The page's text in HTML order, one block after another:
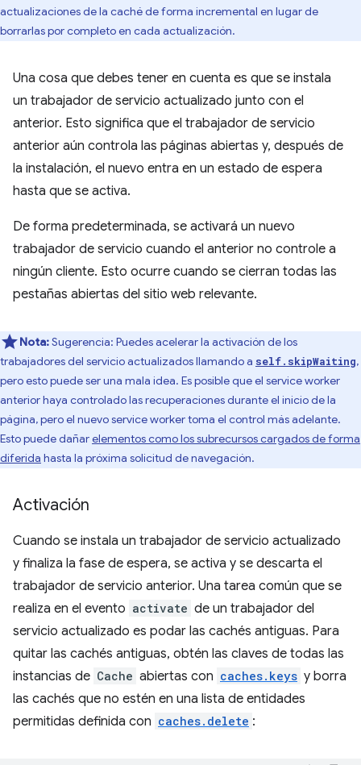
actualizaciones de la caché de forma incremental en lugar de
borrarlas por completo en cada actualización.
Una cosa que debes tener en cuenta es que se instala
un trabajador de servicio actualizado junto con el
anterior. Esto significa que el trabajador de servicio
anterior aún controla las páginas abiertas y, después de
la instalación, el nuevo entra en un estado de espera
hasta que se activa.
De forma predeterminada, se activará un nuevo
trabajador de servicio cuando el anterior no controle a
ningún cliente. Esto ocurre cuando se cierran todas las
pestañas abiertas del sitio web relevante.
Nota:Sugerencia: Puedes acelerar la activación de los
trabajadores del servicio actualizados llamando a self.skipWaiting,
pero esto puede ser una mala idea. Es posible que el service worker
anterior haya controlado las recuperaciones durante el inicio de la
página, pero el nuevo service worker toma el control más adelante.
Esto puede dañarelementos como los subrecursos cargados de forma
diferida hasta la próxima solicitud de navegación.
Activación
Cuando se instala un trabajador de servicio actualizado
y finaliza la fase de espera, se activa y se descarta el
trabajador de servicio anterior. Una tarea común que se
realiza en el evento activate de un trabajador del
servicio actualizado es podar las cachés antiguas. Para
quitar las cachés antiguas, obtén las claves de todas las
instancias de Cache abiertas con caches.keys y borra
las cachés que no estén en una lista de entidades
permitidas definida con caches.delete :